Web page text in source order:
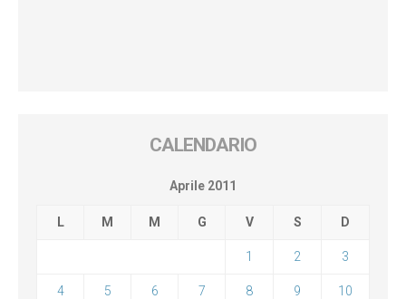
CALENDARIO
Aprile 2011
L M M G V S D
1 2 3
4 5 6 7 8 9 10